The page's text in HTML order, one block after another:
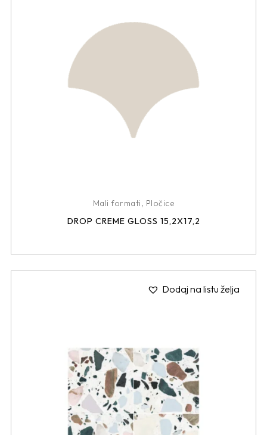
Mali formati, Pločice
DROP CREME GLOSS 15,2X17,2
Dodaj na listu želja